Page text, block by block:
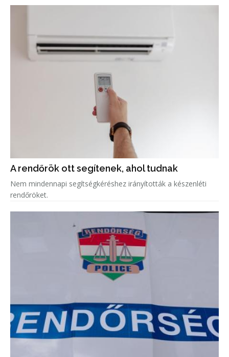
A rendőrök ott segítenek, ahol tudnak
Nem mindennapi segítségkéréshez irányították a készenléti
rendőröket.